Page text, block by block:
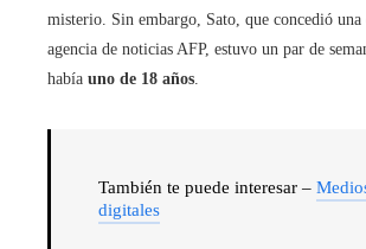
misterio. Sin embargo, Sato, que concedió una
agencia de noticias AFP, estuvo un par de
había uno de 18 años.
También te puede interesar –
digitales